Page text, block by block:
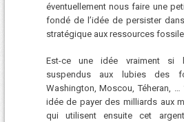
éventuellement nous faire une
fondé de l’idée de persister
stratégique aux ressources
Est-ce une idée vraiment si
suspendus aux lubies des
Washington, Moscou, Téheran,
idée de payer des milliards aux
qui utilisent ensuite cet